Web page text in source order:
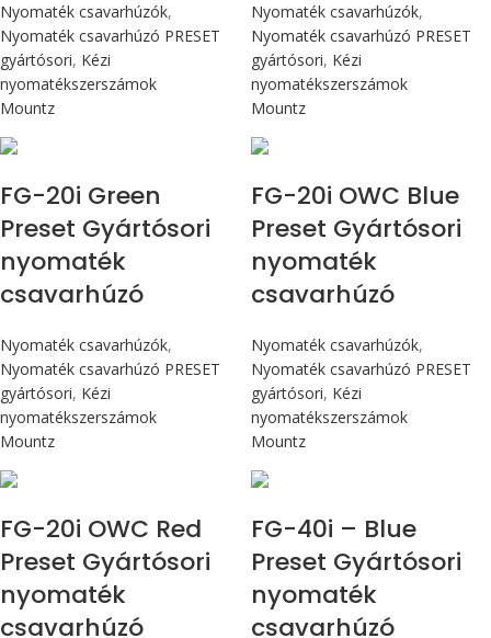
Nyomaték csavarhúzók,
Nyomaték csavarhúzó PRESET
gyártósori, Kézi
nyomatékszerszámok
Mountz
Nyomaték csavarhúzók,
Nyomaték csavarhúzó PRESET
gyártósori, Kézi
nyomatékszerszámok
Mountz
FG-20i Green
Preset Gyártósori
nyomaték
csavarhúzó
Nyomaték csavarhúzók,
Nyomaték csavarhúzó PRESET
gyártósori, Kézi
nyomatékszerszámok
Mountz
FG-20i OWC Blue
Preset Gyártósori
nyomaték
csavarhúzó
Nyomaték csavarhúzók,
Nyomaték csavarhúzó PRESET
gyártósori, Kézi
nyomatékszerszámok
Mountz
FG-20i OWC Red
Preset Gyártósori
nyomaték
csavarhúzó
FG-40i – Blue
Preset Gyártósori
nyomaték
csavarhúzó